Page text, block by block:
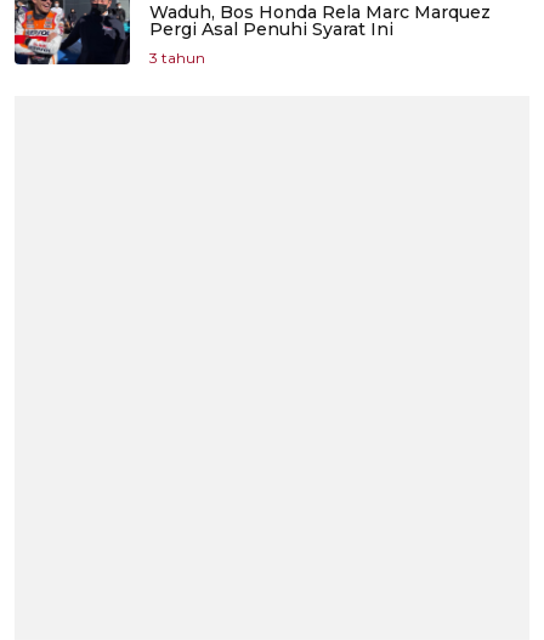
Waduh, Bos Honda Rela Marc Marquez
Pergi Asal Penuhi Syarat Ini
3 tahun